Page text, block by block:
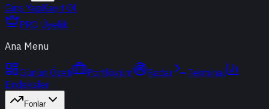
Giriş YapKayıt Ol
PRO Üyelik
Ana Menu
Günün Özeti Portföyüm Radar
Terminal
Endeksler
Fonlar